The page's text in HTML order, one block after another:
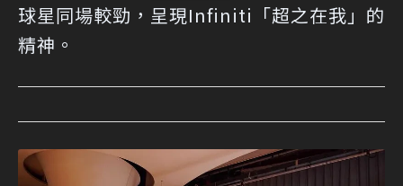
球星同場較勁，呈現Infiniti「超之在我」的
精神。